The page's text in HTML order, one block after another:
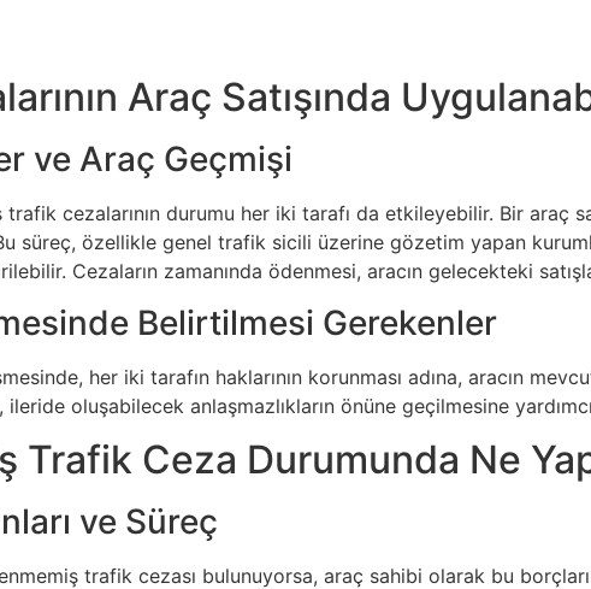
Araç Satışında
ve Araç Geçmişi
trafik cezalarının durumu her iki tarafı da etkileyebilir. Bir araç
süreç, özellikle genel trafik sicili üzerine gözetim yapan
Cezaların zamanında ödenmesi, aracın gelecekteki
Belirtilmesi Gerekenler
her iki tarafın haklarının korunması adına, aracın
oluşabilecek anlaşmazlıkların önüne geçilmesine
Trafik Ceza Durumunda Ne
ve Süreç
trafik cezası bulunuyorsa, araç sahibi olarak bu